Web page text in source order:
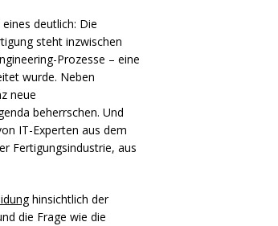
deutlich: Die
steht inzwischen
Prozesse – eine
wurde. Neben
neue
beherrschen. Und
IT-Experten aus dem
Fertigungsindustrie, aus
hinsichtlich der
die Frage wie die